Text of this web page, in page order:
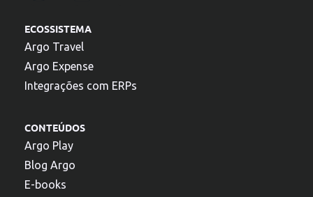
ECOSSISTEMA
Argo Travel
Argo Expense
Integrações com ERPs
CONTEÚDOS
Argo Play
Blog Argo
E-books